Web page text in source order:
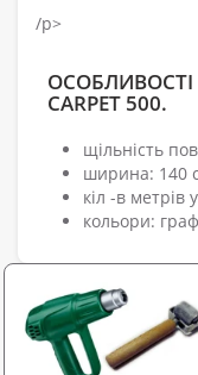
/p>
ОСОБЛИВОСТІ
CARPET 500.
щільність
ширина: 140
кіл -в метрів
кольори: